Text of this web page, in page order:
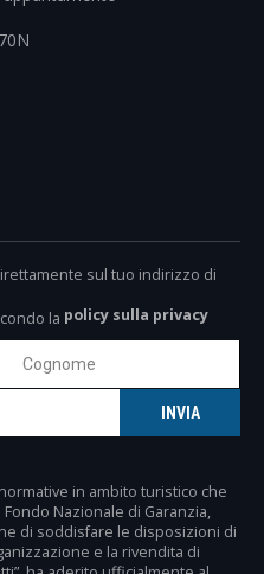
sul tuo indirizzo di
la policy sulla privacy
in ambito turistico che
Nazionale di Garanzia,
di soddisfare le disposizioni di
e la rivendita di